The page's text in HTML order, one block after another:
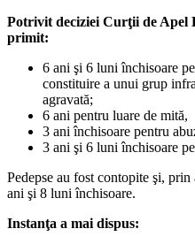
Potrivit deciziei Curţii de Apel
primit:
6 ani şi 6 luni închisoare
constituire a unui grup
agravată;
6 ani pentru luare de mită,
3 ani închisoare pentru
3 ani şi 6 luni închisoare
Pedepse au fost contopite şi,
ani şi 8 luni închisoare.
Instanţa a mai dispus: